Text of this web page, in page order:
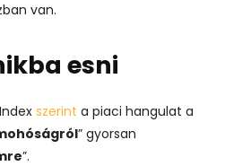
van.
esni
szerint a piaci hangulat a
” gyorsan
”.